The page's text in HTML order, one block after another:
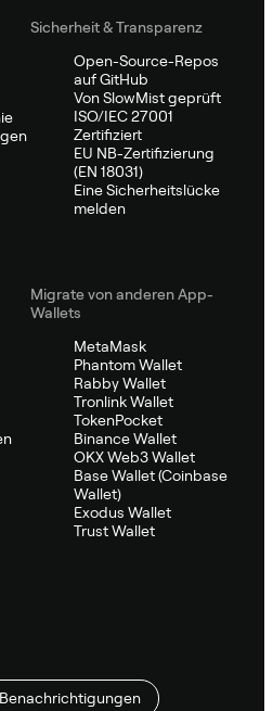
Sicherheit & Transparenz
Open-Source-Repos
auf GitHub
Von SlowMist geprüft
ISO/IEC 27001
Zertifiziert
EU NB-Zertifizierung
(EN 18031)
Eine Sicherheitslücke
melden
Migrate von anderen App-
Wallets
MetaMask
Phantom Wallet
Rabby Wallet
Tronlink Wallet
TokenPocket
Binance Wallet
OKX Web3 Wallet
Base Wallet (Coinbase
Wallet)
Exodus Wallet
Trust Wallet